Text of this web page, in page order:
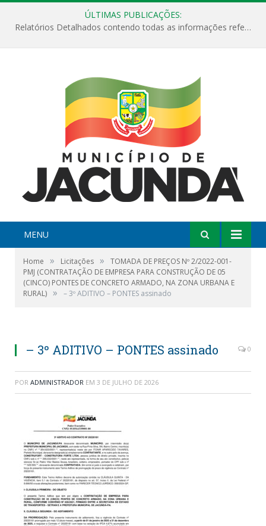
ÚLTIMAS PUBLICAÇÕES:
Relatórios Detalhados contendo todas as informações referentes a execução de recursos destinados ao fomento de projetos culturais no Município de Jacundá entre os anos de 2022 ao presente ano de 2026.
MENU
Home » Licitações »
TOMADA DE PREÇOS Nº 2/2022-001-
PMJ (CONTRATAÇÃO DE EMPRESA PARA CONSTRUÇÃO DE 05
(CINCO) PONTES DE CONCRETO ARMADO, NA ZONA URBANA E
RURAL) » – 3º ADITIVO – PONTES assinado
– 3º ADITIVO – PONTES assinado 0
POR ADMINISTRADOR EM 3 DE JULHO DE 2026